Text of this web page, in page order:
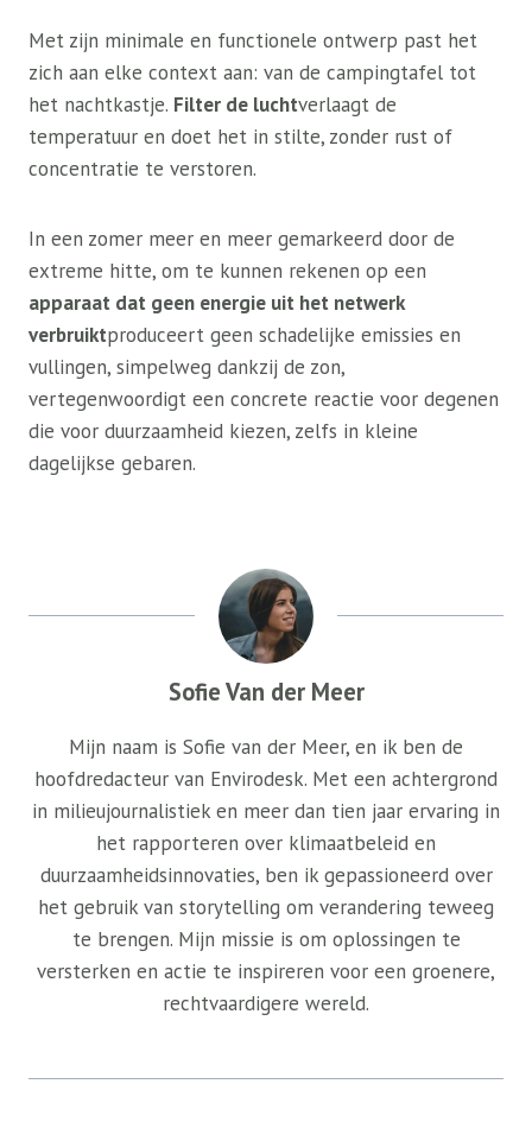
Met zijn minimale en functionele ontwerp past het
zich aan elke context aan: van de campingtafel tot
het nachtkastje. Filter de luchtverlaagt de
temperatuur en doet het in stilte, zonder rust of
concentratie te verstoren.
In een zomer meer en meer gemarkeerd door de
extreme hitte, om te kunnen rekenen op een
apparaat dat geen energie uit het netwerk
verbruiktproduceert geen schadelijke emissies en
vullingen, simpelweg dankzij de zon,
vertegenwoordigt een concrete reactie voor degenen
die voor duurzaamheid kiezen, zelfs in kleine
dagelijkse gebaren.
Sofie Van der Meer
Mijn naam is Sofie van der Meer, en ik ben de
hoofdredacteur van Envirodesk. Met een achtergrond
in milieujournalistiek en meer dan tien jaar ervaring in
het rapporteren over klimaatbeleid en
duurzaamheidsinnovaties, ben ik gepassioneerd over
het gebruik van storytelling om verandering teweeg
te brengen. Mijn missie is om oplossingen te
versterken en actie te inspireren voor een groenere,
rechtvaardigere wereld.